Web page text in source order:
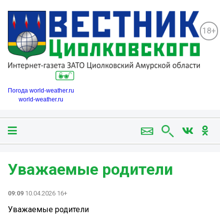
18+
Погода world-weather.ru
world-weather.ru
Уважаемые родители ️
09:09 10.04.2026 16+
Уважаемые родители ️